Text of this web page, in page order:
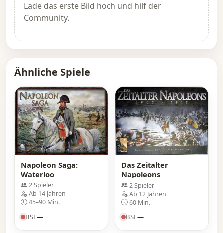
Lade das erste Bild hoch und hilf der
Community.
Ähnliche Spiele
Napoleon Saga:
Waterloo
2 Spieler
Ab 14 Jahren
45–90 Min.
BSL—
Das Zeitalter
Napoleons
2 Spieler
Ab 12 Jahren
60 Min.
BSL—